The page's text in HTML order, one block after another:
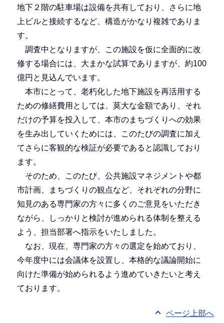
地下２階の駐車場は設備を共有しており、さらに地
上ビルと接続するなど、構造がかなり複雑でありま
す。
調査中となりますが、この施設を仮に全面的に改
修する場合には、大まかな試算でありますが、約100
億円と見込んでいます。
本市にとって、老朽化した地下施設を再活用する
ための修繕費用としては、莫大な金額であり、それ
だけの予算を投入して、本市のまちづくりへの効果
を生み出していくためには、このたびの調査に加え
てさらに客観的な検証が必要であると認識しており
ます。
そのため、このたび、公共施設マネジメントや都
市計画、まちづくりの観点など、それぞれの分野に
知見のある専門家の方々に多くのご意見をいただき
ながら、しっかりと検討が進められる体制を整える
よう、担当部署へ指示をいたしました。
なお、現在、専門家の方々の選定を始めており、
今年度中には会議体を設置し、本格的な議論開始に
向けた準備が始められるよう進めていきたいと考え
ております。
ページ上部へ